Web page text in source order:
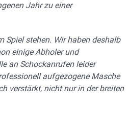
Jahr zu einer
Spiel stehen. Wir haben deshalb
einige Abholer und
an Schockanrufen leider
aufgezogene Masche
verstärkt, nicht nur in der breiten